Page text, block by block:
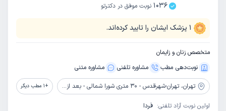
1036 نوبت موفق در دکترتو
1 پزشک ایشان را تایید کرده‌اند.
متخصص زنان و زایمان
نوبت‌دهی مطب
مشاوره‌ تلفنی مشاوره‌ متنی
تهران،تهران-شهرقدس - 30 متری شورا شمالی - بعد از چهارراه سردار جنگل - ساختمان پزشکان سام - طبقه اول +
1 مطب دیگر
اولین نوبت آزاد تلفنی: فردا